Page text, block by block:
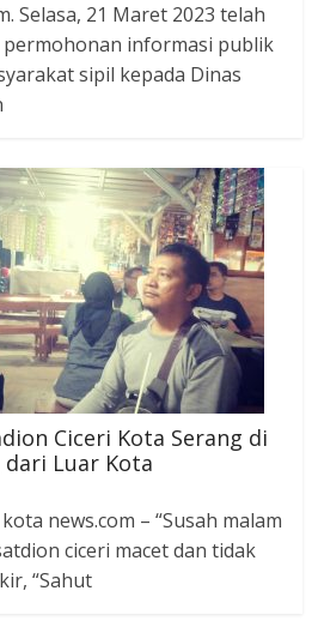
Selasa, 21 Maret 2023 telah
informasi publik
sipil kepada Dinas
Ciceri Kota Serang di
Luar Kota
news.com – “Susah malam
ciceri macet dan tidak
“Sahut